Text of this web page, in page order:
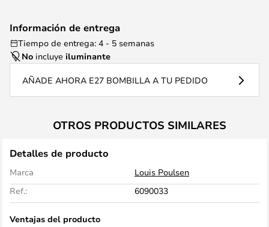
Información de entrega
Tiempo de entrega: 4 - 5 semanas
No incluye iluminante
AÑADE AHORA E27 BOMBILLA A TU PEDIDO
OTROS PRODUCTOS SIMILARES
Detalles de producto
Marca
Louis Poulsen
Ref.:
6090033
Ventajas del producto